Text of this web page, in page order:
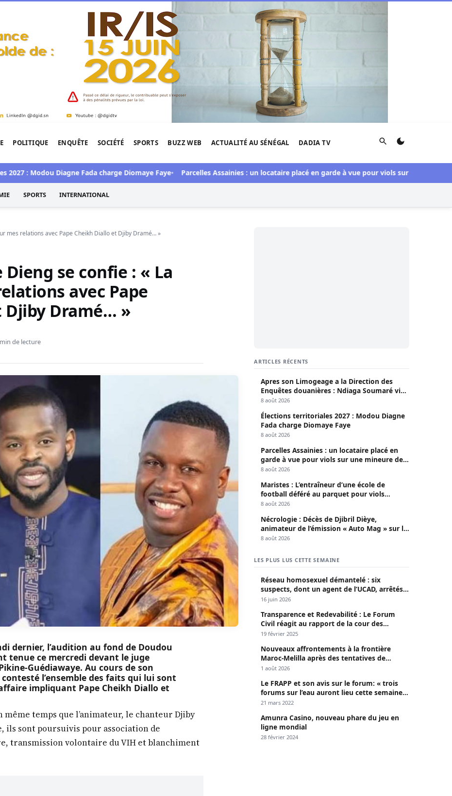
de l'Afrique.
POLITIQUE ENQUÊTE SOCIÉTÉ SPORTS BUZZ WEB ACTUALITÉ AU SÉNÉGAL DADIA TV Rechercher
: Modou Diagne Fada charge Diomaye Faye Parcelles Assainies : un locataire placé en garde à vue pour viols sur une mineure de
SPORTS INTERNATIONAL
mes relations avec Pape Cheikh Diallo et Djiby Dramé… »
se confie : « La
avec Pape
Djiby Dramé… »
de lecture
dernier, l’audition au fond de Doudou
tenue ce mercredi devant le juge
Guédiawaye. Au cours de son
l’ensemble des faits qui lui sont
impliquant Pape Cheikh Diallo et
même temps que l’animateur, le chanteur Djiby
ils sont poursuivis pour association de
transmission volontaire du VIH et blanchiment
ARTICLES RÉCENTS
Apres son Limogeage a la Direction des
Enquêtes douanières : Ndiaga Soumaré vide
son sac
8 août 2026
Élections territoriales 2027 : Modou Diagne
Fada charge Diomaye Faye
8 août 2026
Parcelles Assainies : un locataire placé en
garde à vue pour viols sur une mineure de
13 ans
8 août 2026
Maristes : L’entraîneur d’une école de
football déféré au parquet pour viols
répétés sur mineurs
8 août 2026
Nécrologie : Décès de Djibril Dièye,
animateur de l’émission « Auto Mag » sur la
TFM
8 août 2026
LES PLUS LUS CETTE SEMAINE
Réseau homosexuel démantelé : six
suspects, dont un agent de l’UCAD, arrêtés à
Keur Massar ; l’un avoue avoir propagé le
16 juin 2026
Transparence et Redevabilité : Le Forum
Civil réagit au rapport de la cour des
comptes
19 février 2025
Nouveaux affrontements à la frontière
Maroc-Melilla après des tentatives de
passage
1 août 2026
Le FRAPP et son avis sur le forum: « trois
forums sur l’eau auront lieu cette semaine à
Dakar »
21 mars 2022
Amunra Casino, nouveau phare du jeu en
ligne mondial
28 février 2024